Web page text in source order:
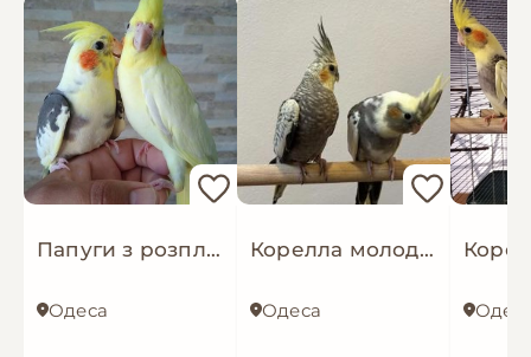
Папуги з розплідника Корелла ручні, папуги, що говорять
Одеса
Корелла молоді та ручні папуги пташенятка, клітки у наявності
Одеса